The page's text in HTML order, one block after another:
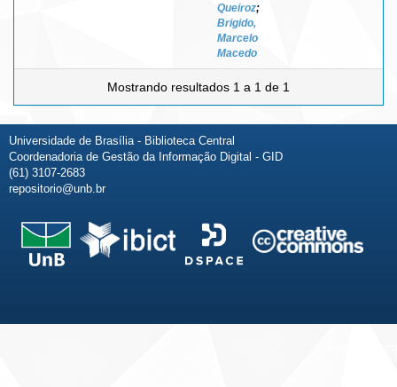
Queiroz;
Brigido,
Marcelo
Macedo
Mostrando resultados 1 a 1 de 1
Universidade de Brasília - Biblioteca Central
Coordenadoria de Gestão da Informação Digital - GID
(61) 3107-2683
repositorio@unb.br